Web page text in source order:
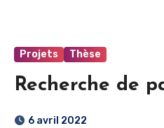
Projets Thèse
Recherche de
6 avril 2022